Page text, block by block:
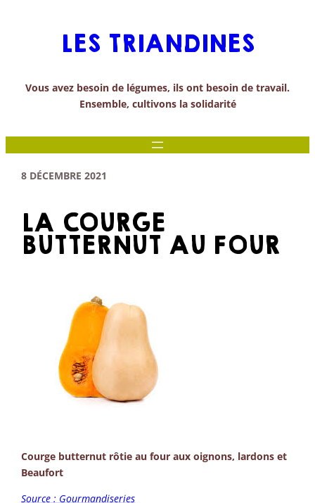
LES TRIANDINES
Vous avez besoin de légumes, ils ont besoin de travail.
Ensemble, cultivons la solidarité
8 DÉCEMBRE 2021
LA COURGE
BUTTERNUT AU FOUR
Courge butternut rôtie au four aux oignons, lardons et
Beaufort
Source : Gourmandiseries